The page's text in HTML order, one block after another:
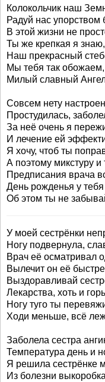
Колокольчик наш
Радуй нас упорством
В этой жизни не
Ты же крепкая я знаю,
Наш прекрасный
Мы тебя так обожаем,
Милый славный
Совсем нету
Простудилась,
За неё очень я
И лечение ей
Я хочу, чтоб ты
А поэтому микстуру и
Предписания врача
День рожденья у
Об этом ты не
У моей сестрёнки
Ногу подвернула,
Врач её осматривал
Вылечит он её
Выздоравливай
Лекарства, хоть и
Ногу туго ты
Ходи меньше, всё
Заболела сестра
Температура день и
Я решила сестрёнке
Из болезни